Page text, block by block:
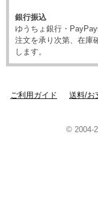
銀行振込
ゆうちょ銀行・
注文を承り次第、在庫
します。
ご利用ガイド 送料/お
© 2004-